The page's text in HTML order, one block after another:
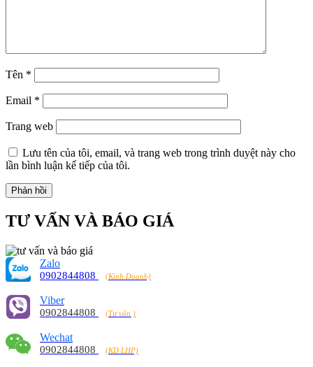
Tên *
Email *
Trang web
Lưu tên của tôi, email, và trang web trong trình duyệt này cho
lần bình luận kế tiếp của tôi.
TƯ VẤN VÀ BÁO GIÁ
Zalo
0902844808 (Kinh Doanh)
Viber
0902844808 (Tư vấn )
Wechat
0902844808 (KD LHP)